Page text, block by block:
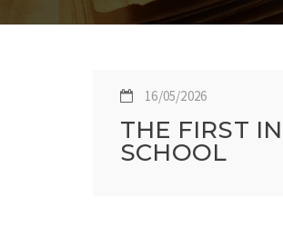
16/05/2026
THE FIRST
SCHOOL